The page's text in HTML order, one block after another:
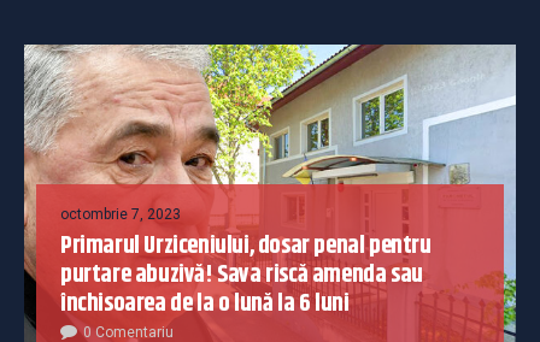
octombrie 7, 2023
Primarul Urziceniului, dosar penal pentru
purtare abuzivă! Sava riscă amenda sau
închisoarea de la o lună la 6 luni
0 Comentariu